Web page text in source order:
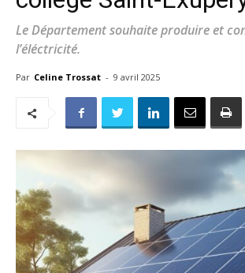
Le Département souhaite produire et
l’éléctricité.
Par Celine Trossat - 9 avril 2025